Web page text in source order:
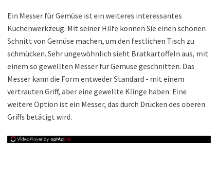
Ein Messer für Gemüse ist ein weiteres interessantes
Küchenwerkzeug. Mit seiner Hilfe können Sie einen schönen
Schnitt von Gemüse machen, um den festlichen Tisch zu
schmücken. Sehr ungewöhnlich sieht Bratkartoffeln aus, mit
einem so gewellten Messer für Gemüse geschnitten. Das
Messer kann die Form entweder Standard - mit einem
vertrauten Griff, aber eine gewellte Klinge haben. Eine
weitere Option ist ein Messer, das durch Drücken des oberen
Griffs betätigt wird.